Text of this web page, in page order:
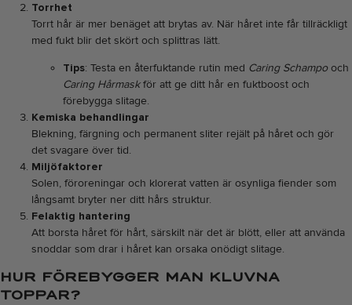
Torrhet
Torrt hår är mer benäget att brytas av. När håret inte får tillräckligt
med fukt blir det skört och splittras lätt.
Tips: Testa en återfuktande rutin med Caring Schampooch
Caring Hårmaskför att ge ditt hår en fuktboost och
förebygga slitage.
Kemiska behandlingar
Blekning, färgning och permanent sliter rejält på håret och gör
det svagare över tid.
Miljöfaktorer
Solen, föroreningar och klorerat vatten är osynliga fiender som
långsamt bryter ner ditt hårs struktur.
Felaktig hantering
Att borsta håret för hårt, särskilt när det är blött, eller att använda
snoddar som drar i håret kan orsaka onödigt slitage.
HUR FÖREBYGGER MAN KLUVNA
TOPPAR?